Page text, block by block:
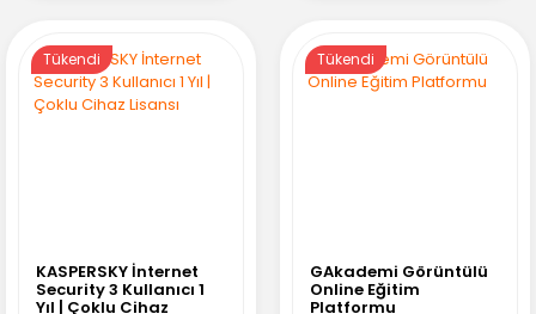
Tükendi
KASPERSKY İnternet
Security 3 Kullanıcı 1
Yıl | Çoklu Cihaz
Tükendi
GAkademi Görüntülü
Online Eğitim
Platformu